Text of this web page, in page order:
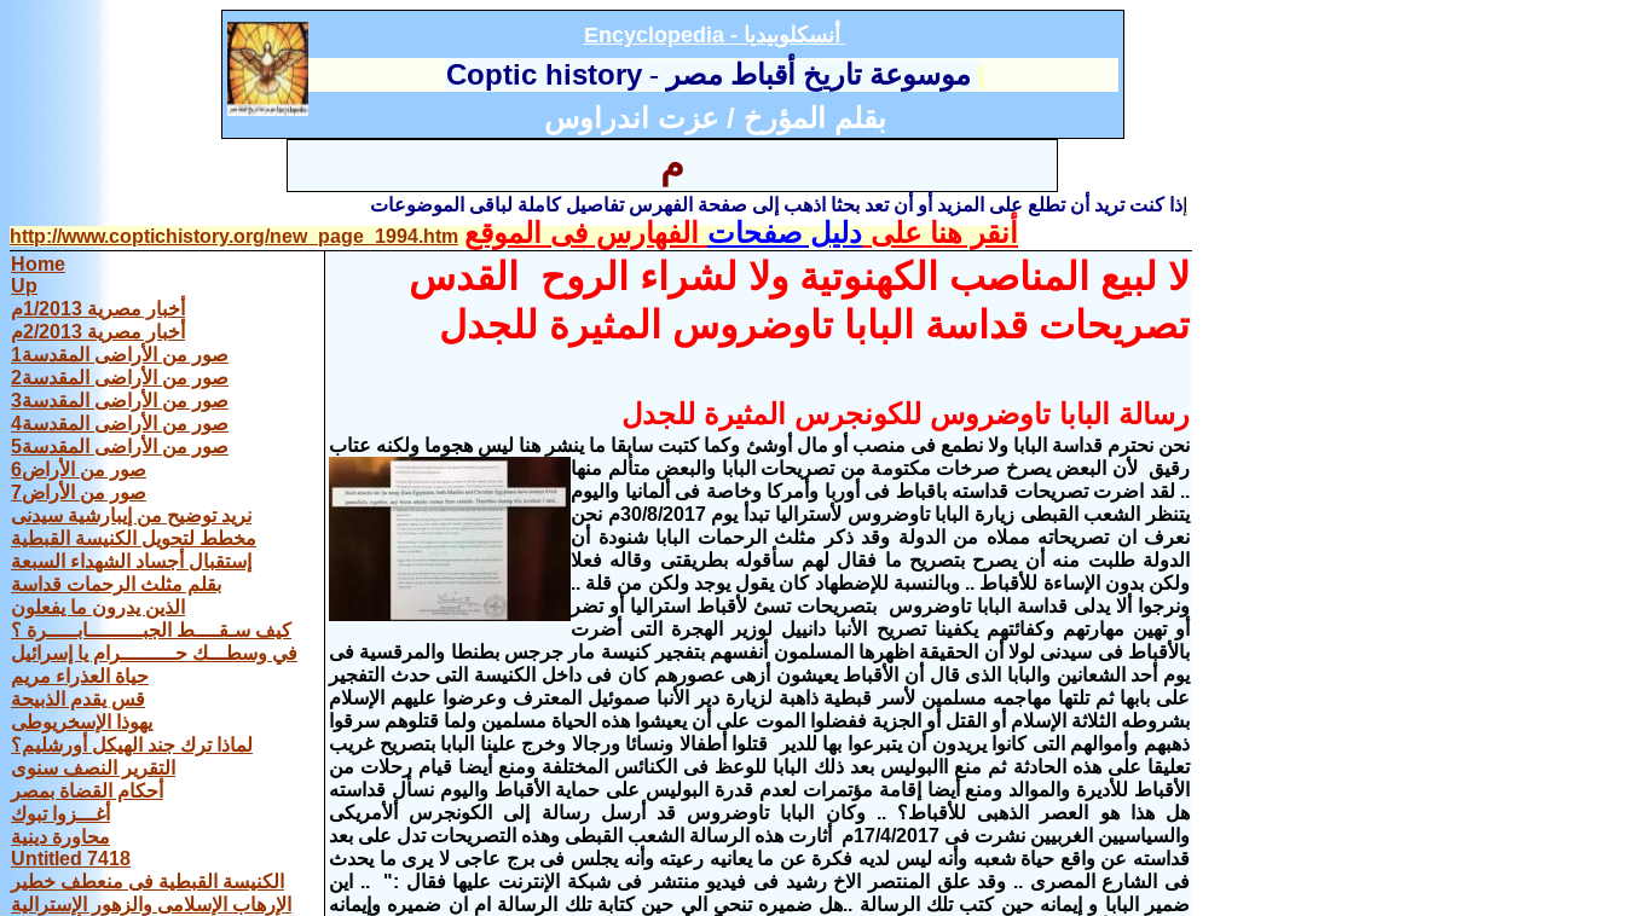
Encyclopedia - أنسكلوبيديا
موسوعة تاريخ أقباط مصر-
Coptic history
بقلم المؤرخ / عزت اندراوس
م
ذا كنت تريد أن تطلع على المزيد أو أن تعد بحثا اذهب إلى صفحة الفهرس تفاصيل كاملة لباقى الموضوعات
أنقر هنا علىدليل صفحاتالفهارس فى الموقع http://www.coptichistory.org/new_page_1994.htm
Home
Up
أخبار مصرية 1/2013م
أخبار مصرية 2/2013م
صور من الأراضى المقدسة1
صور من الأراضى المقدسة2
صور من الأراضى المقدسة3
صور من الأراضى المقدسة4
صور من الأراضى المقدسة5
صور من الأراض6
صور من الأراض7
نريد توضيح من إيبارشية سيدنى
مخطط لتحويل الكنيسة القبطية
إستقبال أجساد الشهداء السبعة
بقلم مثلث الرحمات قداسة
الذين يدرون ما يفعلون
كيف سـقــــط الجبـــــــــابـــــرة ؟
في وسطـــك حـــــــــرام يا إسرائيل
حياة العذراء مريم
قس يقدم الذبيحة
يهوذا الإسخريوطى
لماذا ترك جند الهيكل أورشليم؟
التقرير النصف سنوى
أحكام القضاة بمصر
أغـــزوا تبوك
محاورة دينية
Untitled 7418
الكنيسة القبطية فى منعطف خطير
الإرهاب الإسلامى والزهور الإسترالية
لا لبيع المناصب الكهنوتية ولا لشراء الروح القدس
تصريحات قداسة البابا تاوضروس المثيرة للجدل
رسالة البابا تاوضروس للكونجرس المثيرة للجدل
نحن نحترم قداسة البابا ولا نطمع فى منصب أو مال أوشئ وكما كتبت سابقا ما ينشر هنا ليس هجوما ولكنه عتاب
رقيق لأن البعض يصرخ صرخات مكتومة من تصريحات البابا والبعض متألم منها
.. لقد اضرت تصريحات قداسته باقباط فى أوربا وأمركا وخاصة فى ألمانيا واليوم
يتنظر الشعب القبطى زيارة البابا تاوضروس لأستراليا تبدأ يوم 30/8/2017م
نحن
نعرف ان تصريحاته مملاه من الدولة وقد ذكر مثلث الرحمات البابا شنودة أن
الدولة طلبت منه أن يصرح بتصريح ما فقال لهم سأقوله بطريقتى وقاله فعلا
ولكن بدون الإساءة للأقباط .. وبالنسبة للإضطهاد كان يقول يوجد ولكن من قلة ..
ونرجوا ألا يدلى قداسة البابا تاوضروس بتصريحات تسئ لأقباط استراليا أو تضر
أو تهين مهارتهم وكفائتهم يكفينا تصريح الأنبا دانييل لوزير الهجرة التى أضرت
بالأقباط فى سيدنى لولا أن الحقيقة اظهرها المسلمون أنفسهم بتفجير كنيسة مار جرجس بطنطا والمرقسية فى
يوم أحد الشعانين والبابا الذى قال أن الأقباط يعيشون أزهى عصورهم كان فى داخل الكنيسة التى حدث التفجير
على بابها ثم تلتها مهاجمه مسلمين لأسر قبطية ذاهبة لزيارة دير الأنبا صموئيل المعترف وعرضوا عليهم الإسلام
بشروطه الثلاثة الإسلام أو القتل أو الجزية ففضلوا الموت على أن يعيشوا هذه الحياة مسلمين ولما قتلوهم سرقوا
ذهبهم وأموالهم التى كانوا يريدون أن يتبرعوا بها للدير قتلوا أطفالا ونسائا ورجالا وخرج علينا البابا بتصريح غريب
تعليقا على هذه الحادثة ثم منع االبوليس بعد ذلك البابا للوعظ فى الكنائس المختلفة ومنع أيضا قيام رحلات من
الأقباط للأديرة والموالد ومنع أيضا إقامة مؤتمرات لعدم قدرة البوليس على حماية الأقباط واليوم نسأل قداسته
هل هذا هو العصر الذهبى للأقباط؟ .. وكان البابا تاوضروس قد أرسل رسالة إلى الكونجرس ألأمريكى
والسياسيين الغربيين نشرت فى 17/4/2017م أثارت هذه الرسالة الشعب القبطى وهذه التصريحات تدل على بعد
قداسته عن واقع حياة شعبه وأنه ليس لديه فكرة عن ما يعانيه رعيته وأنه يجلس فى برج عاجى لا يرى ما يحدث
فى الشارع المصرى .. وقد علق المنتصر الاخ رشيد فى فيديو منتشر فى شبكة الإنترنت عليها فقال :" .. اين
ضمير البابا و إيمانه حين كتب تلك الرسالة ..هل ضميره تنحي الي حين كتابة تلك الرسالة ام ان ضميره وإيمانه